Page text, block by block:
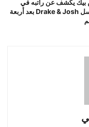
يكشف عن راتبه في
مسلسل Drake & Josh بعد أربعة